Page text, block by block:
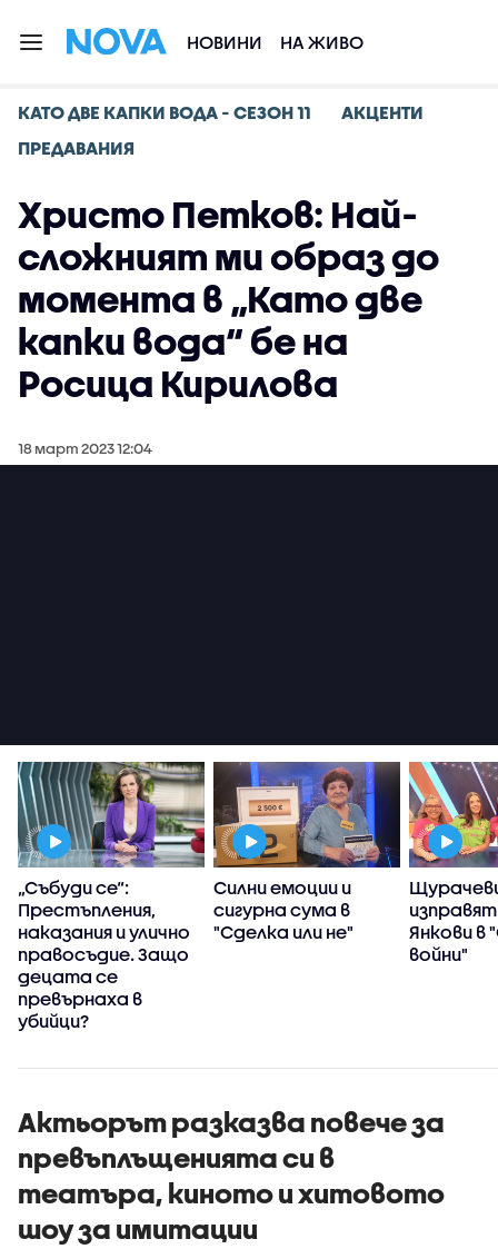
НОВИНИ НА ЖИВО
КАТО ДВЕ КАПКИ ВОДА - СЕЗОН 11
АКЦЕНТИ
ПРЕДАВАНИЯ
Христо Петков: Най-
сложният ми образ до
момента в „Като две
капки вода“ бе на
Росица Кирилова
18 март 2023 12:04
„Събуди се“:
Престъпления,
наказания и улично
правосъдие. Защо
децата се
превърнаха в
убийци?
Силни емоции и
сигурна сума в
"Сделка или не"
Янкови в
войни"
Актьорът разказва повече за
превъплъщенията си в
театъра, киното и хитовото
шоу за имитации